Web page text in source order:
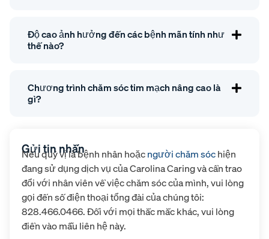
Gửi tin nhắn
Nếu quý vị là bệnh nhân hoặcngười chăm sóchiện
đang sử dụng dịch vụ của Carolina Caring và cần trao
đổi với nhân viên về việc chăm sóc của mình, vui lòng
gọi đến số điện thoại tổng đài của chúng tôi:
828.466.0466. Đối với mọi thắc mắc khác, vui lòng
điền vào mẫu liên hệ này.
Độ cao ảnh hưởng đến các bệnh mãn tính như
thế nào?
Chương trình chăm sóc tim mạch nâng cao là
gì?